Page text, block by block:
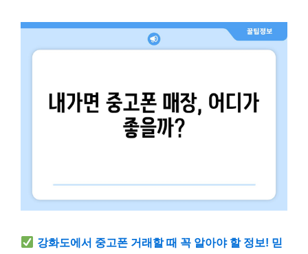
강화도에서 중고폰 거래할 때 꼭 알아야 할 정보! 믿